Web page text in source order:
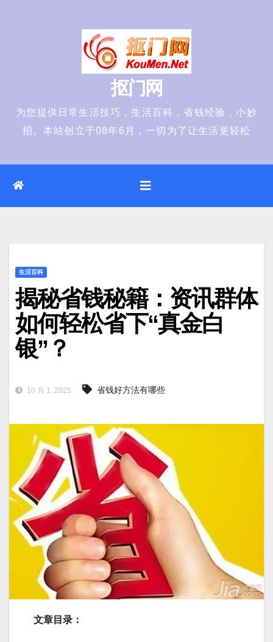
抠门网
为您提供日常生活技巧，生活百科，省钱经验，小妙
招。本站创立于08年6月，一切为了让生活更轻松
生活百科
揭秘省钱秘籍：资讯群体
如何轻松省下“真金白
银”？
10 月 1, 2025 省钱好方法有哪些
文章目录：